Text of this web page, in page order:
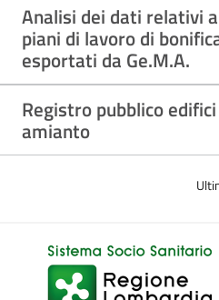
Analisi dei dati relativi
piani di lavoro di
esportati da Ge.M.A.
Registro pubblico
amianto